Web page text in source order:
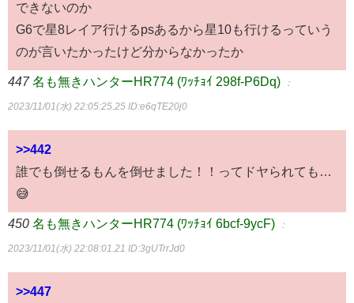
できないのか
G6で星8レイア行けるpsあるから星10も行けるっていう
のが言いたかったけど分からなかったか
447 名も無きハンターHR774 (ﾜｯﾁｮｲ 298f-P6Dq) ：
2023/11/01(水) 22:05:25.25 ID:e6qTE20j0
>>442
誰でも倒せるもんを倒せました！！ってドヤられても…
😅
450 名も無きハンターHR774 (ﾜｯﾁｮｲ 6bcf-9ycF) ：
2023/11/01(水) 22:08:01.21 ID:3gUTrrJd0
>>447